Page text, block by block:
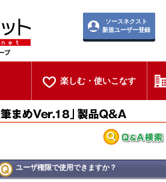
ソースネクスト
新規ユーザー登録
楽しむ・使いこなす
ユーザ権限で使用できますか？